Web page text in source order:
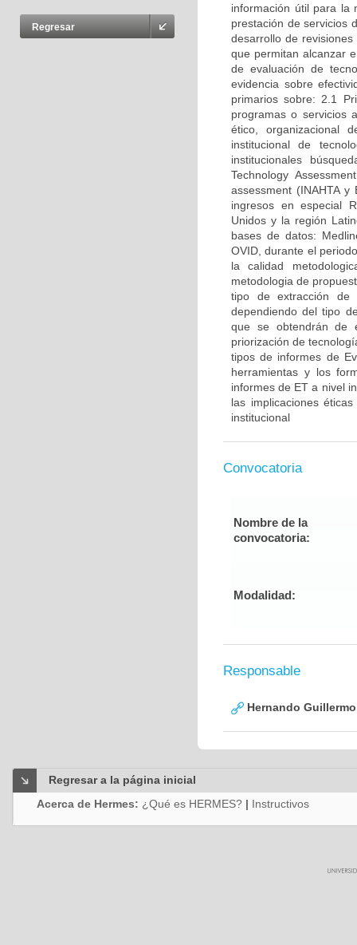
Regresar
información útil para la
prestación de servicios
desarrollo de
que permitan alcanzar
de evaluación de
evidencia sobre
primarios sobre: 2.1
programas o servicios
ético, organizacional
institucional de
institucionales
Technology
assessment (INAHTA
ingresos en especial
Unidos y la región
bases de datos:
OVID, durante el
la calidad
metodologia de
tipo de extracción de
dependiendo del tipo
que se obtendrán de
priorización de
tipos de informes de
herramientas y los
informes de ET a nivel
las implicaciones
institucional
Convocatoria
Nombre de la
convocatoria:
Modalidad:
Responsable
Hernando
Regresar a la página inicial
Acerca de Hermes: ¿Qué es HERMES? | Instructivos